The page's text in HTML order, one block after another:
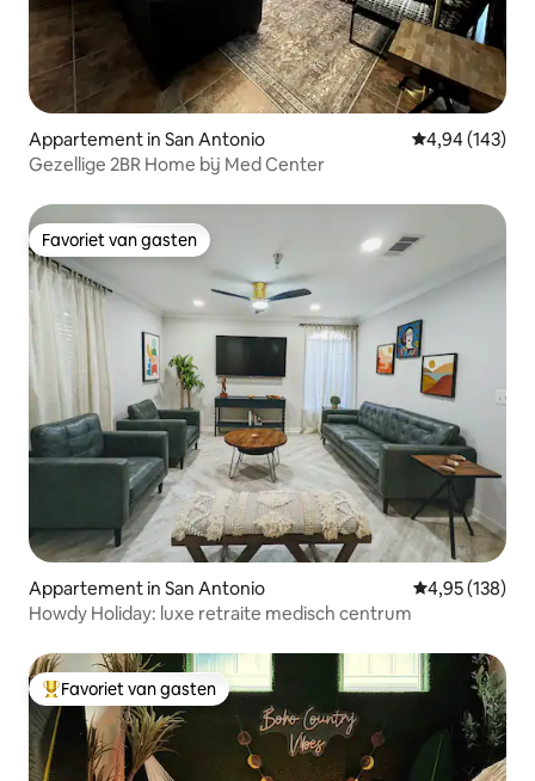
Appartement in San Antonio Gemiddelde
4,94 (143)
Gezellige 2BR Home bij Med Center
Favoriet van gasten
Favoriet van gasten
Appartement in San Antonio Gemiddelde
4,95 (138)
Howdy Holiday: luxe retraite medisch centrum
Topfavoriet van gasten
Favoriet van gasten